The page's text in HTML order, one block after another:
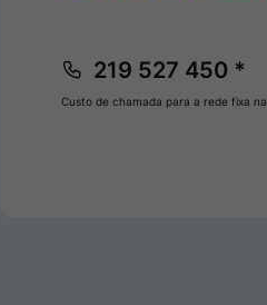
219 527 450 *
Custo de chamada para a rede fixa